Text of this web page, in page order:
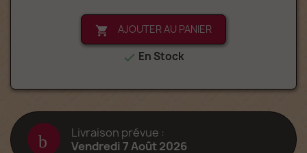
 AJOUTER AU PANIER
 En Stock
Livraison prévue :
Vendredi 7 Août 2026